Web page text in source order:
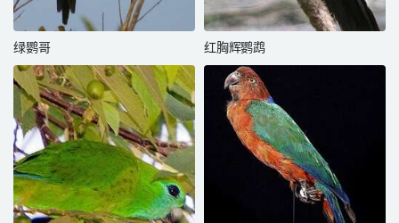
绿鹦哥 红胸辉鹦鹉